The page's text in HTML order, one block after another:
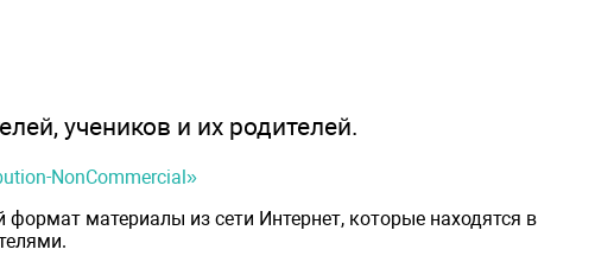
учеников и их родителей.
NonCommercial»
материалы из сети Интернет, которые находятся в